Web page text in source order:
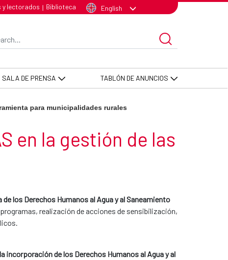
y lectorados | Biblioteca English
SALA DE PRENSA TABLÓN DE ANUNCIOS
para municipalidades rurales
en la gestión de las
los Derechos Humanos al Agua y al Saneamiento
realización de acciones de sensibilización,
incorporación de los Derechos Humanos al Agua y al